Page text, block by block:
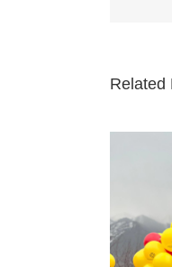
Related